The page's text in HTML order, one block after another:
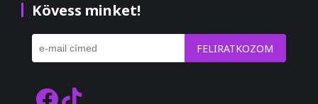
Kövess minket!
FELIRATKOZOM